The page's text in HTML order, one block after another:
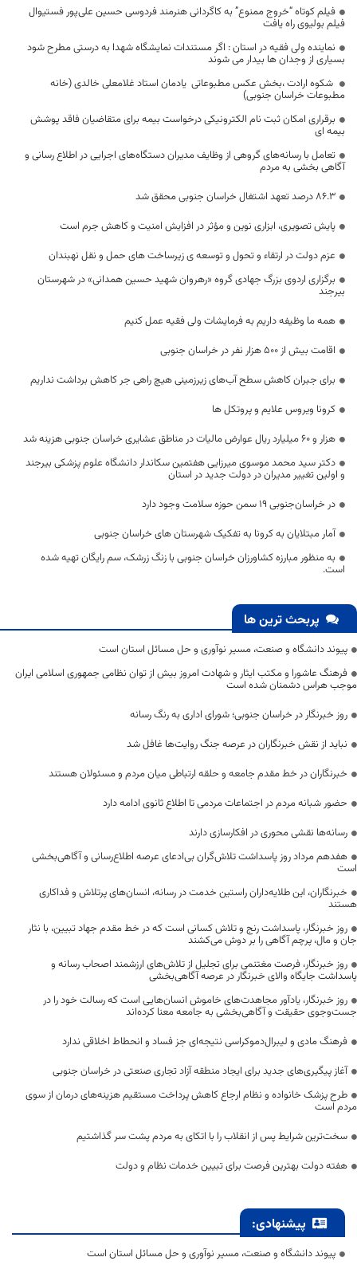
فیلم کوتاه “خروج ممنوع” به کاگردانی هنرمند فردوسی حسین علی‌پور فستیوال
فیلم بولیوی راه یافت
نماینده ولی فقیه در استان : اگر مستندات نمایشگاه شهدا به درستی مطرح شود
بسیاری از وجدان ها بیدار می شوند
شکوه ارادت ،بخش عکس مطبوعاتی یادمان استاد غلامعلی خالدی (خانه
مطبوعات خراسان جنوبی)
برقراری امکان ثبت نام الکترونیکی درخواست بیمه برای متقاضیان فاقد پوشش
بیمه ای
تعامل با رسانه‌های گروهی از وظایف مدیران دستگاه‌های اجرایی در اطلاع رسانی و
آگاهی بخشی به مردم
۸۶.۳ درصد تعهد اشتغال خراسان جنوبی محقق شد
پایش تصویری، ابزاری نوین و مؤثر در افزایش امنیت و کاهش جرم است
عزم دولت در ارتقاء و تحول و توسعه ی زیرساخت های حمل و نقل نهبندان
برگزاری اردوی بزرگ جهادی گروه «رهروان شهید حسین همدانی» در شهرستان
بیرجند
همه ما وظیفه داریم به فرمایشات ولی فقیه عمل کنیم
اقامت بیش از ۵۰۰ هزار نفر در خراسان جنوبی
برای جبران کاهش سطح آب‌های زیرزمینی هیچ راهی جر کاهش برداشت نداریم
کرونا ویروس علایم و پروتکل ها
هزار و ۶۰ میلیارد ریال عوارض مالیات در مناطق عشایری خراسان جنوبی هزینه شد
دکتر سید محمد موسوی میرزایی هفتمین سکاندار دانشگاه علوم پزشکی بیرجند
و اولین تغییر مدیران در دولت جدید در استان
در خراسان‌جنوبی ۱۹ سمن حوزه سلامت وجود دارد
آمار مبتلایان به کرونا به تفکیک شهرستان های خراسان جنوبی
به منظور مبارزه کشاورزان خراسان جنوبی با زنگ زرشک، سم رایگان تهیه شده
است.
پربحث ترین ها
پیوند دانشگاه و صنعت، مسیر نوآوری و حل مسائل استان است
فرهنگ عاشورا و مکتب ایثار و شهادت امروز بیش از توان نظامی جمهوری اسلامی ایران
موجب هراس دشمنان شده است
روز خبرنگار در خراسان جنوبی؛ شورای اداری به رنگ رسانه
نباید از نقش خبرنگاران در عرصه جنگ روایت‌ها غافل شد
خبرنگاران در خط مقدم جامعه و حلقه ارتباطی میان مردم و مسئولان هستند
حضور شبانه مردم در اجتماعات مردمی تا اطلاع ثانوی ادامه دارد
رسانه‌ها نقشی محوری در افکارسازی دارند
هفدهم مرداد روز پاسداشت تلاش‌گران بی‌ادعای عرصه اطلاع‌رسانی و آگاهی‌بخشی
است
خبرنگاران، این طلایه‌داران راستین خدمت در رسانه، انسان‌های پرتلاش و فداکاری
هستند
روز خبرنگار، پاسداشت رنج و تلاش کسانی است که در خط مقدم جهاد تبیین، با نثار
جان و مال، پرچم آگاهی را بر دوش می‌کشند
روز خبرنگار، فرصت مغتنمی برای تجلیل از تلاش‌های ارزشمند اصحاب رسانه و
پاسداشت جایگاه والای خبرنگار در عرصه آگاهی‌بخشی
روز خبرنگار، یادآور مجاهدت‌های خاموش انسان‌هایی است که رسالت خود را در
جست‌وجوی حقیقت و آگاهی‌بخشی به جامعه معنا کرده‌اند
فرهنگ مادی و لیبرال‌دموکراسی نتیجه‌ای جز فساد و انحطاط اخلاقی ندارد
آغاز پیگیری‌های جدید برای ایجاد منطقه آزاد تجاری صنعتی در خراسان جنوبی
طرح پزشک خانواده و نظام ارجاع کاهش پرداخت مستقیم هزینه‌های درمان از سوی
مردم است
سخت‌ترین شرایط پس از انقلاب را با اتکای به مردم پشت سر گذاشتیم
هفته دولت بهترین فرصت برای تبیین خدمات نظام و دولت
پیشنهادی:
پیوند دانشگاه و صنعت، مسیر نوآوری و حل مسائل استان است